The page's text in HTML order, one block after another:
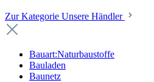
Zur Kategorie Unsere Händler
Bauart:Naturbaustoffe
Bauladen
Baunetz